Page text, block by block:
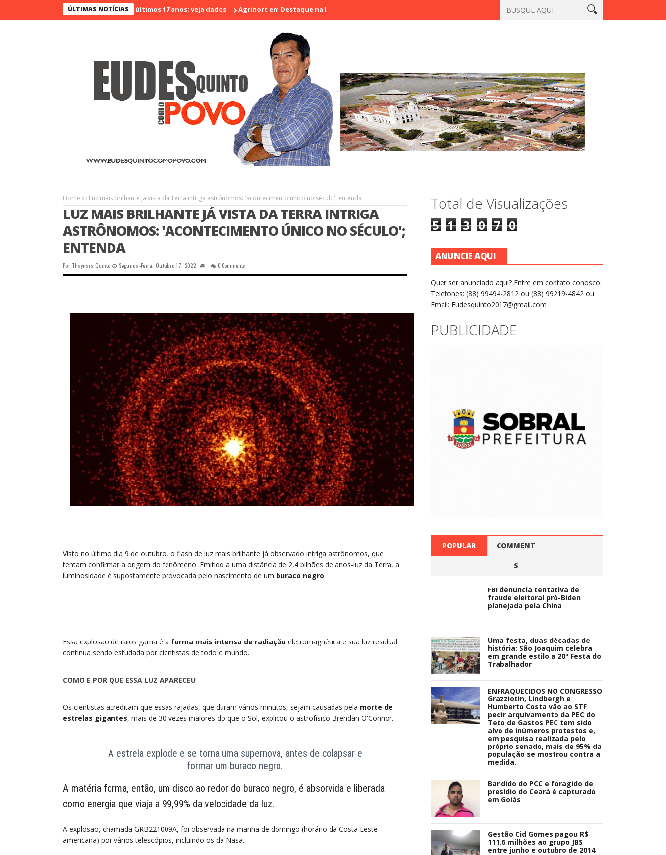
ÚLTIMAS NOTÍCIAS
Ceará é o menos violento nos últimos 17 anos; veja dados Agrinort em Destaque na I Feira de Artesãos e Produtores Rurais de Aracatiaçu, Sobral Vigilante é morto a tiros em laboratório no
Home Luz mais brilhante já vista da Terra intriga astrônomos: 'acontecimento único no século'; entenda
LUZ MAIS BRILHANTE JÁ VISTA DA TERRA INTRIGA
ASTRÔNOMOS: 'ACONTECIMENTO ÚNICO NO SÉCULO';
ENTENDA
Por Thaynara Quinto Segunda-Feira, Outubro 17, 2022 0 Comments
Visto no último dia 9 de outubro, o flash de luz mais brilhante já observado intriga astrônomos, que
tentam confirmar a origem do fenômeno. Emitido a uma distância de 2,4 bilhões de anos-luz da Terra, a
luminosidade é supostamente provocada pelo nascimento de um buraco negro.
Essa explosão de raios gama é a forma mais intensa de radiação eletromagnética e sua luz residual
continua sendo estudada por cientistas de todo o mundo.
COMO E POR QUE ESSA LUZ APARECEU
Os cientistas acreditam que essas rajadas, que duram vários minutos, sejam causadas pela morte de
estrelas gigantes, mais de 30 vezes maiores do que o Sol, explicou o astrofísico Brendan O'Connor.
A estrela explode e se torna uma supernova, antes de colapsar e
formar um buraco negro.
A matéria forma, então, um disco ao redor do buraco negro, é absorvida e liberada
como energia que viaja a 99,99% da velocidade da luz.
A explosão, chamada GRB221009A, foi observada na manhã de domingo (horário da Costa Leste
americana) por vários telescópios, incluindo os da Nasa.
Total de Visualizações
5 1 3 0 7 0
ANUNCIE AQUI
Quer ser anunciado aqui? Entre em contato conosco:
Telefones: (88) 99494-2812 ou (88) 99219-4842 ou
Email: Eudesquinto2017@gmail.com
PUBLICIDADE
POPULAR COMMENT
S
FBI denuncia tentativa de
fraude eleitoral pró-Biden
planejada pela China
Uma festa, duas décadas de
história: São Joaquim celebra
em grande estilo a 20ª Festa do
Trabalhador
ENFRAQUECIDOS NO CONGRESSO
Grazziotin, Lindbergh e
Humberto Costa vão ao STF
pedir arquivamento da PEC do
Teto de Gastos PEC tem sido
alvo de inúmeros protestos e,
em pesquisa realizada pelo
próprio senado, mais de 95% da
população se mostrou contra a
medida.
Bandido do PCC e foragido de
presídio do Ceará é capturado
em Goiás
Gestão Cid Gomes pagou R$
111,6 milhões ao grupo JBS
entre junho e outubro de 2014